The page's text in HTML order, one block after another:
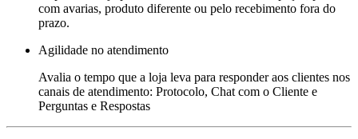
com avarias, produto diferente ou pelo recebimento fora do
prazo.
Agilidade no atendimento
Avalia o tempo que a loja leva para responder aos clientes nos
canais de atendimento: Protocolo, Chat com o Cliente e
Perguntas e Respostas